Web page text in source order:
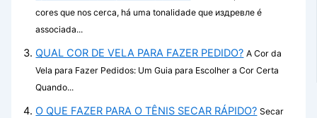
cores que nos cerca, há uma tonalidade que издревле é
associada...
QUAL COR DE VELA PARA FAZER PEDIDO? A Cor da
Vela para Fazer Pedidos: Um Guia para Escolher a Cor Certa
Quando...
O QUE FAZER PARA O TÊNIS SECAR RÁPIDO? Secar